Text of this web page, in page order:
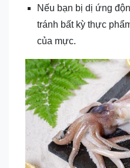
Nếu bạn bị dị ứng
tránh bất kỳ thực
của mực.